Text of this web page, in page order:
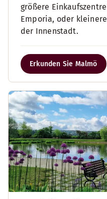
größere
Emporia, oder
der Innenstadt.
Erkunden Sie Malmö